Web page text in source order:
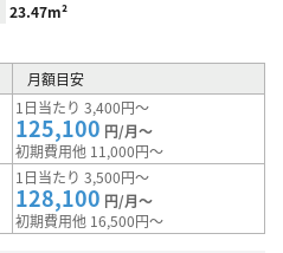
23.47m²
月額目安
1日当たり 3,400円～
125,100 円/月～
初期費用他 11,000円～
1日当たり 3,500円～
128,100 円/月～
初期費用他 16,500円～